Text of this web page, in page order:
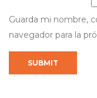
Guarda mi nombre,
navegador para la